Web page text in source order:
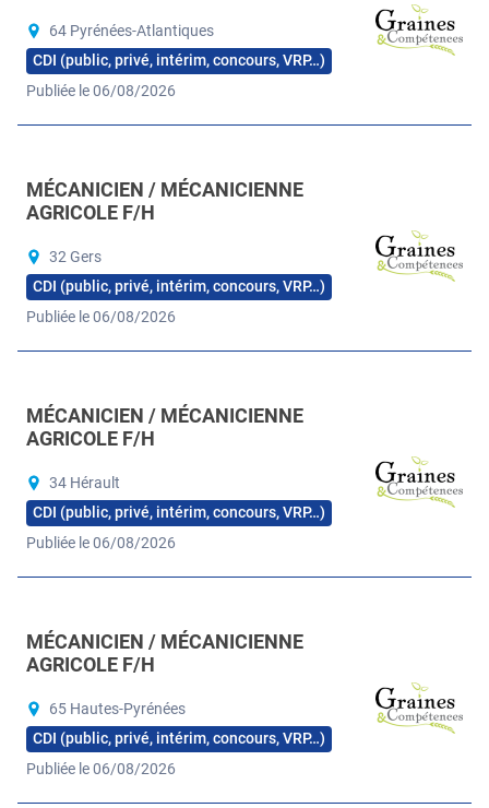
64 Pyrénées-Atlantiques
CDI (public, privé, intérim, concours, VRP…)
Publiée le 06/08/2026
MÉCANICIEN / MÉCANICIENNE
AGRICOLE F/H
32 Gers
CDI (public, privé, intérim, concours, VRP…)
Publiée le 06/08/2026
MÉCANICIEN / MÉCANICIENNE
AGRICOLE F/H
34 Hérault
CDI (public, privé, intérim, concours, VRP…)
Publiée le 06/08/2026
MÉCANICIEN / MÉCANICIENNE
AGRICOLE F/H
65 Hautes-Pyrénées
CDI (public, privé, intérim, concours, VRP…)
Publiée le 06/08/2026